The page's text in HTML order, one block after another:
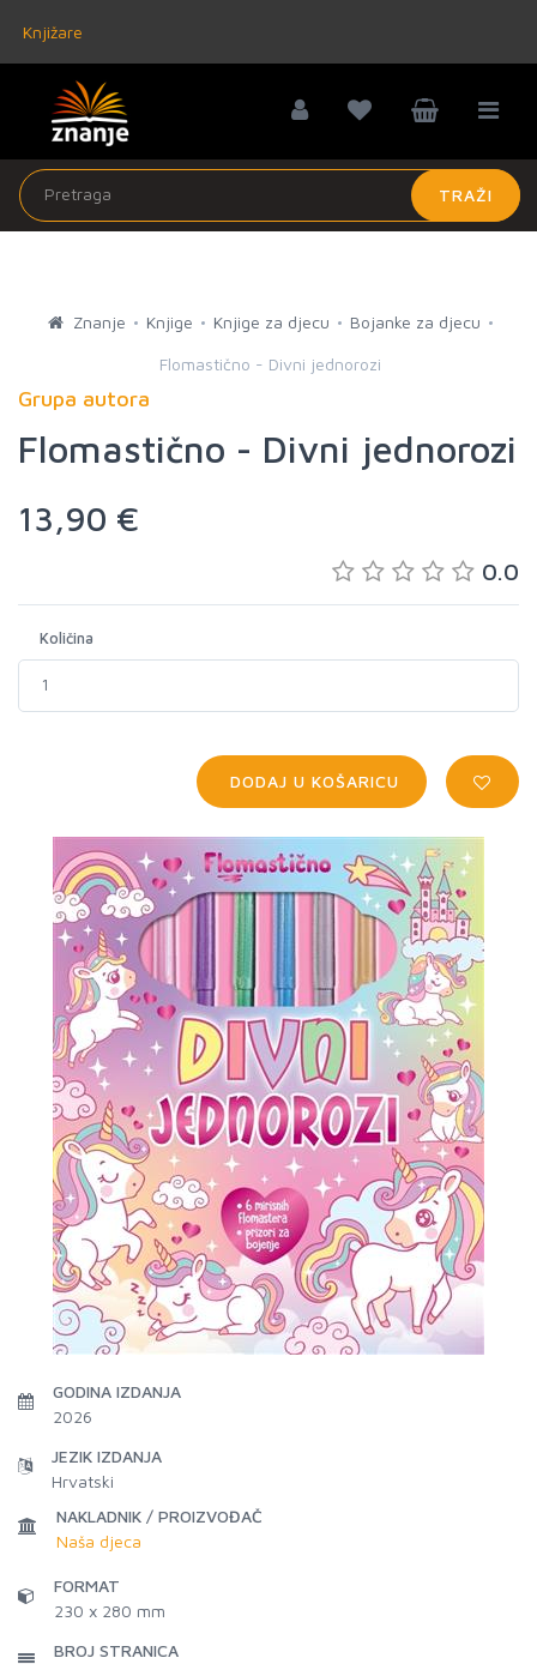
Knjižare
TRAŽI
Znanje Knjige Knjige za djecu Bojanke za djecu
Flomastično - Divni jednorozi
Grupa autora
Flomastično - Divni jednorozi
13,90 €
0.0
Količina
DODAJ U KOŠARICU
GODINA IZDANJA
2026
JEZIK IZDANJA
Hrvatski
NAKLADNIK / PROIZVOĐAČ
Naša djeca
FORMAT
230 x 280 mm
BROJ STRANICA